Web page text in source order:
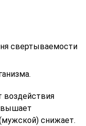
свертываемости
воздействия
снижает.